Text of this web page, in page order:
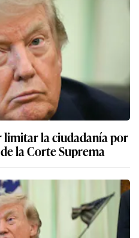
la ciudadanía por
la Corte Suprema